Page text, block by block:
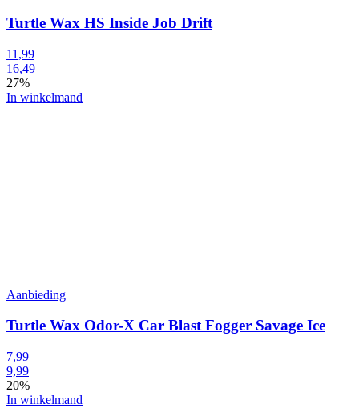
Turtle Wax HS Inside Job Drift
11,99
16,49
27%
In winkelmand
Aanbieding
Turtle Wax Odor-X Car Blast Fogger Savage Ice
7,99
9,99
20%
In winkelmand